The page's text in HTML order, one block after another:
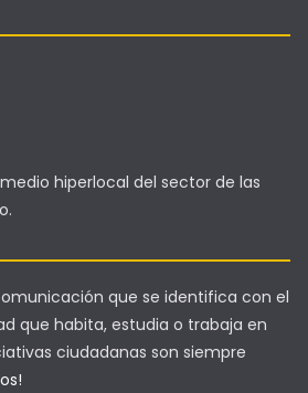
hiperlocal del sector de las
que se identifica con el
que habita, estudia o trabaja en
ciudadanas son siempre